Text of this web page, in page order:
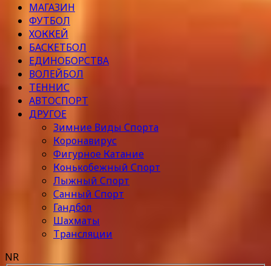
МАГАЗИН
ФУТБОЛ
ХОККЕЙ
БАСКЕТБОЛ
ЕДИНОБОРСТВА
ВОЛЕЙБОЛ
ТЕННИС
АВТОСПОРТ
ДРУГОЕ
Зимние Виды Спорта
Коронавирус
Фигурное Катание
Конькобежный Спорт
Лыжный Спорт
Санный Спорт
Гандбол
Шахматы
Трансляции
NR